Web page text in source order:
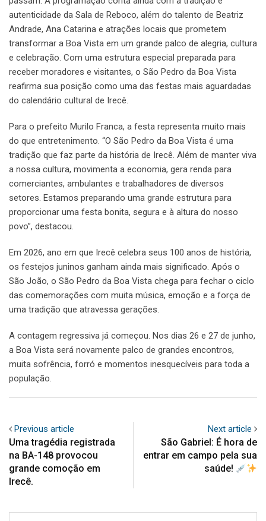
autenticidade da Sala de Reboco, além do talento de Beatriz
Andrade, Ana Catarina e atrações locais que prometem
transformar a Boa Vista em um grande palco de alegria, cultura
e celebração. Com uma estrutura especial preparada para
receber moradores e visitantes, o São Pedro da Boa Vista
reafirma sua posição como uma das festas mais aguardadas
do calendário cultural de Irecê.
Para o prefeito Murilo Franca, a festa representa muito mais
do que entretenimento. “O São Pedro da Boa Vista é uma
tradição que faz parte da história de Irecê. Além de manter viva
a nossa cultura, movimenta a economia, gera renda para
comerciantes, ambulantes e trabalhadores de diversos
setores. Estamos preparando uma grande estrutura para
proporcionar uma festa bonita, segura e à altura do nosso
povo”, destacou.
Em 2026, ano em que Irecê celebra seus 100 anos de história,
os festejos juninos ganham ainda mais significado. Após o
São João, o São Pedro da Boa Vista chega para fechar o ciclo
das comemorações com muita música, emoção e a força de
uma tradição que atravessa gerações.
A contagem regressiva já começou. Nos dias 26 e 27 de junho,
a Boa Vista será novamente palco de grandes encontros,
muita sofrência, forró e momentos inesquecíveis para toda a
população.
Previous article
Uma tragédia registrada
na BA-148 provocou
grande comoção em
Irecê.
Next article
São Gabriel: É hora de
entrar em campo pela sua
saúde!